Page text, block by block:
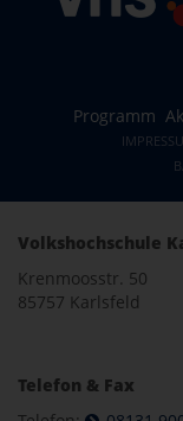
Programm
Volkshochschule
Krenmoosstr. 50
85757 Karlsfeld
Telefon & Fax